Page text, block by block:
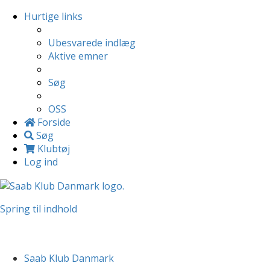
Hurtige links
Ubesvarede indlæg
Aktive emner
Søg
OSS
Forside
Søg
Klubtøj
Log ind
Spring til indhold
Saab Klub Danmark